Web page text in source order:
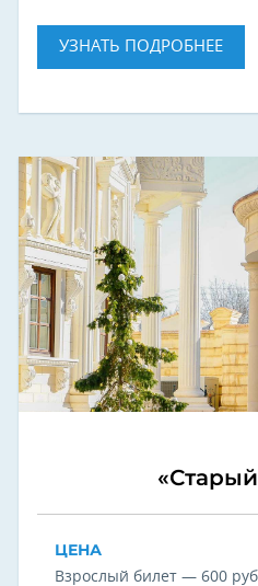
УЗНАТЬ ПОДРОБНЕЕ
ЦЕНА
Взрослый билет — 600